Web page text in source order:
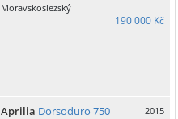
Moravskoslezský
190 000 Kč
Aprilia Dorsoduro 750
2015